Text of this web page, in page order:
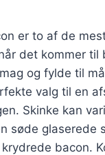
er to af de
det kommer til
og fylde til
valg til en
Skinke kan
søde glaserede
bacon.